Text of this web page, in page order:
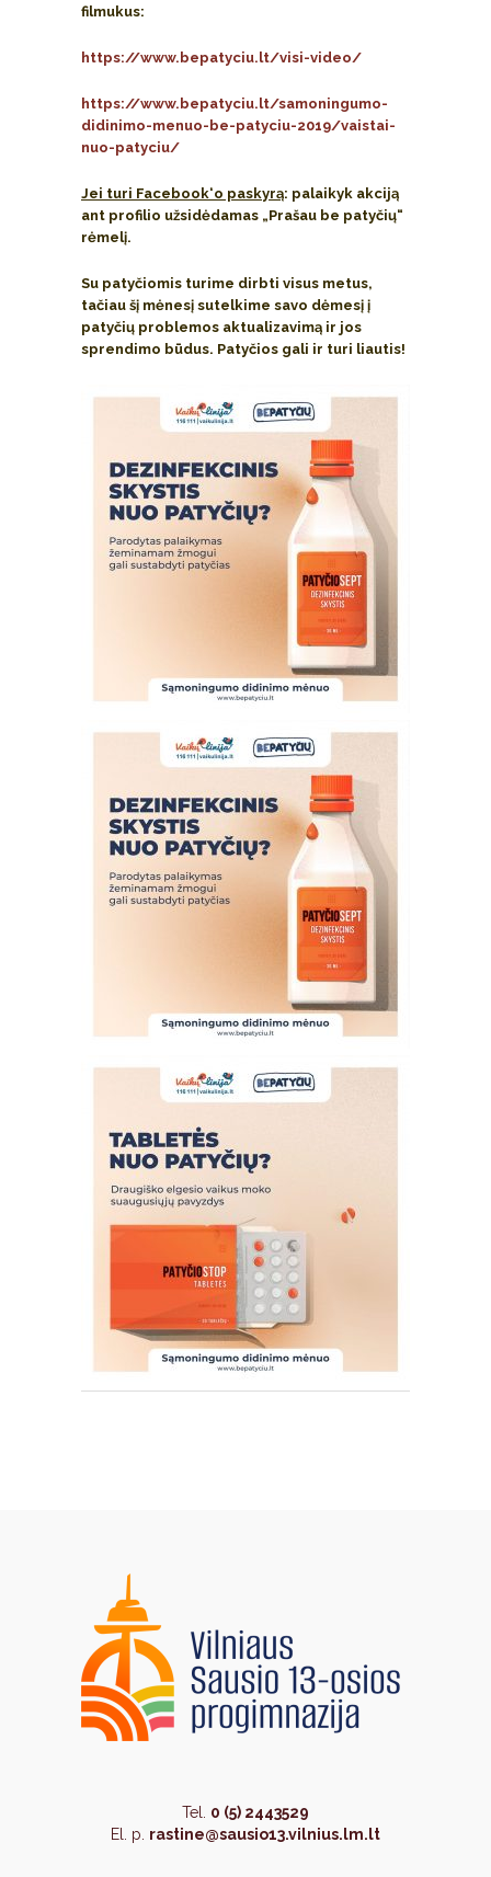
filmukus:
https://www.bepatyciu.lt/visi-video/
https://www.bepatyciu.lt/samoningumo-
didinimo-menuo-be-patyciu-2019/vaistai-
nuo-patyciu/
Jei turi Facebook‘o paskyrą: palaikyk akciją
ant profilio užsidėdamas „Prašau be patyčių“
rėmelį.
Su patyčiomis turime dirbti visus metus,
tačiau šį mėnesį sutelkime savo dėmesį į
patyčių problemos aktualizavimą ir jos
sprendimo būdus. Patyčios gali ir turi liautis!
Tel. 0 (5) 2443529
El. p. rastine@sausio13.vilnius.lm.lt